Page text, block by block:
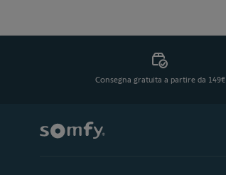
Consegna gratuita a partire da 149€